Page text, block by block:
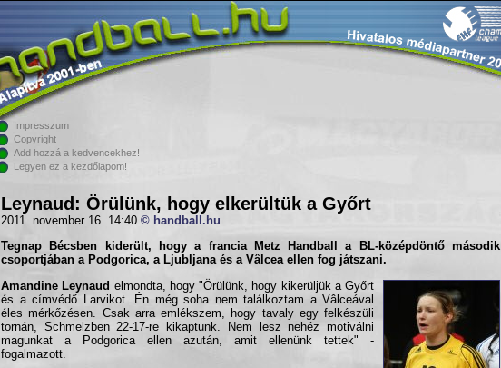
Impresszum
Copyright
Add hozzá a kedvencekhez!
Legyen ez a kezdőlapom!
Leynaud: Örülünk, hogy elkerültük a Győrt
2011. november 16. 14:40 © handball.hu
Tegnap Bécsben kiderült, hogy a francia Metz Handball a BL-középdöntőmásodik
csoportjában a Podgorica, a Ljubljana és a Vâlcea ellen fog játszani.
Amandine Leynaud elmondta, hogy "Örülünk, hogy kikerüljük a Győrt
és a címvédő Larvikot. Én még soha nem találkoztam a Vâlceával
éles mérkőzésen. Csak arra emlékszem, hogy tavaly egy felkészüli
tornán, Schmelzben 22-17-re kikaptunk. Nem lesz nehéz motiválni
magunkat a Podgorica ellen azután, amit ellenünk tettek" -
fogalmazott.